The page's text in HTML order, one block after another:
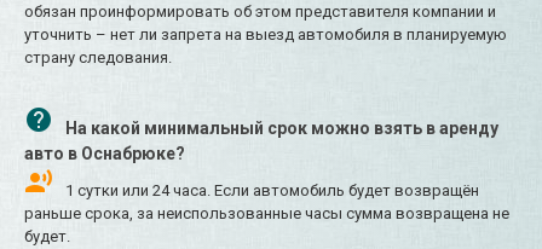
обязан проинформировать об этом представителя компании и
уточнить – нет ли запрета на выезд автомобиля в планируемую
страну следования.
На какой минимальный срок можно взять в аренду
авто в Оснабрюке?
1 сутки или 24 часа. Если автомобиль будет возвращён
раньше срока, за неиспользованные часы сумма возвращена не
будет.